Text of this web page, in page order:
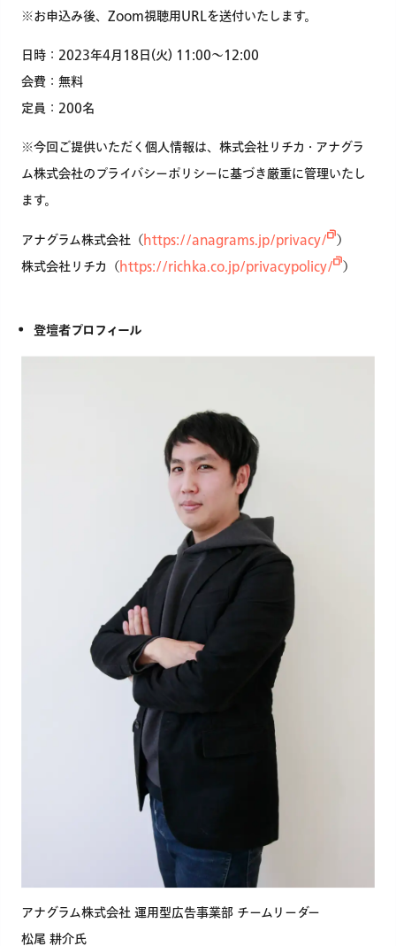
※お申込み後、Zoom視聴用URLを送付いたします。
日時：2023年4月18日(火) 11:00〜12:00
会費：無料
定員：200名
※今回ご提供いただく個人情報は、株式会社リチカ・アナグラ
ム株式会社のプライバシーポリシーに基づき厳重に管理いたし
ます。
アナグラム株式会社（https://anagrams.jp/privacy/ ）
株式会社リチカ（https://richka.co.jp/privacypolicy/ ）
登壇者プロフィール
アナグラム株式会社 運用型広告事業部 チームリーダー
松尾 耕介氏